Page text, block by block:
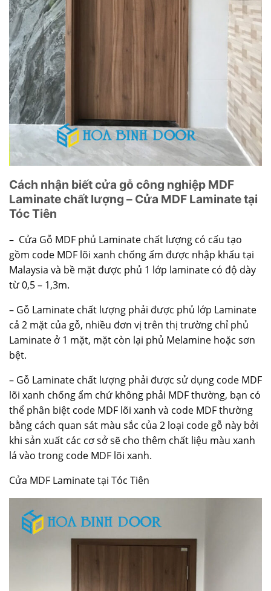
Cách nhận biết cửa gỗ công nghiệp MDF
Laminate chất lượng – Cửa MDF Laminate tại
Tóc Tiên
– Cửa Gỗ MDF phủ Laminate chất lượng có cấu tạo
gồm code MDF lõi xanh chống ẩm được nhập khẩu tại
Malaysia và bề mặt được phủ 1 lớp laminate có độ dày
từ 0,5 – 1,3m.
– Gỗ Laminate chất lượng phải được phủ lớp Laminate
cả 2 mặt của gỗ, nhiều đơn vị trên thị trường chỉ phủ
Laminate ở 1 mặt, mặt còn lại phủ Melamine hoặc sơn
bệt.
– Gỗ Laminate chất lượng phải được sử dụng code MDF
lõi xanh chống ẩm chứ không phải MDF thường, bạn có
thể phân biệt code MDF lõi xanh và code MDF thường
bằng cách quan sát màu sắc của 2 loại code gỗ này bởi
khi sản xuất các cơ sở sẽ cho thêm chất liệu màu xanh
lá vào trong code MDF lõi xanh.
Cửa MDF Laminate tại Tóc Tiên